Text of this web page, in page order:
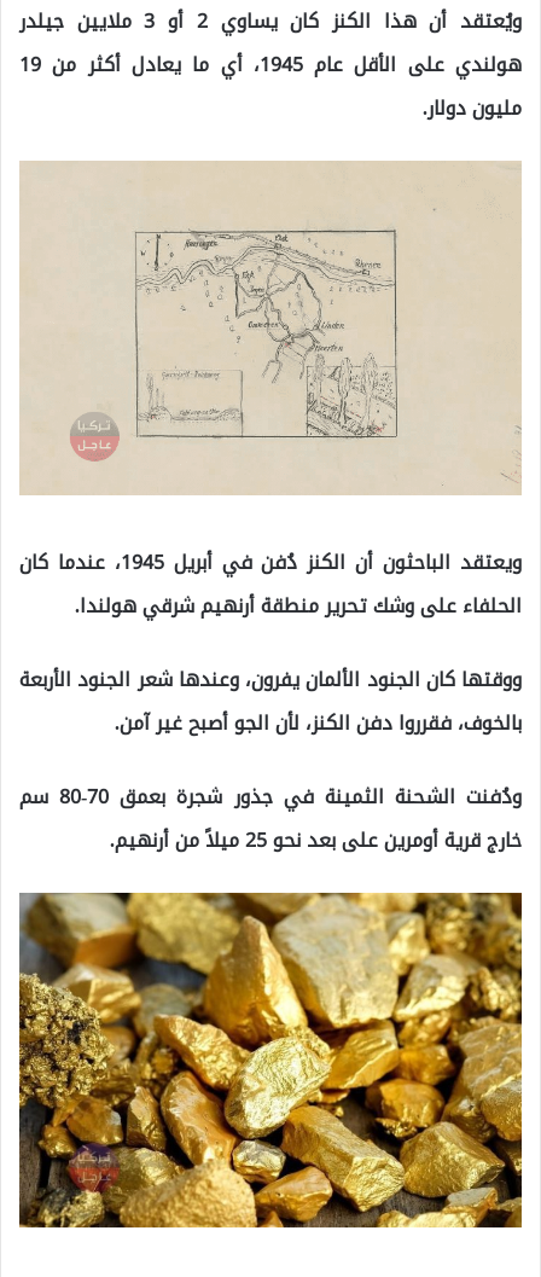
ويُعتقد أن هذا الكنز كان يساوي 2 أو 3 ملايين جيلدر
هولندي على الأقل عام 1945، أي ما يعادل أكثر من 19
مليون دولار.
ويعتقد الباحثون أن الكنز دُفن في أبريل 1945، عندما كان
الحلفاء على وشك تحرير منطقة أرنهيم شرقي هولندا.
ووقتها كان الجنود الألمان يفرون، وعندها شعر الجنود الأربعة
بالخوف، فقرروا دفن الكنز، لأن الجو أصبح غير آمن.
ودُفنت الشحنة الثمينة في جذور شجرة بعمق 70-80 سم
خارج قرية أومرين على بعد نحو 25 ميلاً من أرنهيم.